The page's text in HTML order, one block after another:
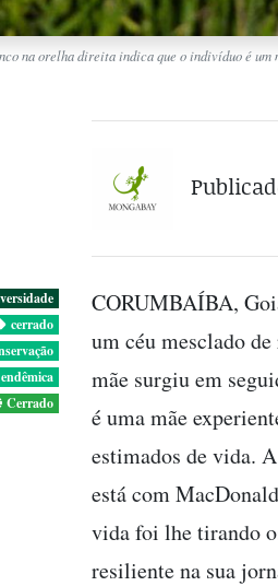
na orelha direita indica que o indivíduo é um
cerrado
Cerrado
CORUMBAÍBA,
um céu mesclado
mãe surgiu em
é uma mãe
estimados de vida.
está com
vida foi lhe tirando
resiliente na sua